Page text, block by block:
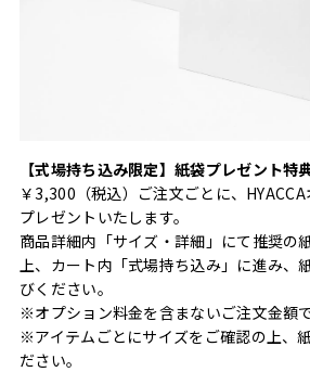
【式場持ち込み限定】紙袋プレゼント特
￥3,300（税込）ご注文ごとに、
プレゼントいたします。
商品詳細内「サイズ・詳細」にて推奨の
上、カート内「式場持ち込み」に進み、
びください。
※オプション料金を含まないご注文金額
※アイテムごとにサイズをご確認の上、
ださい。